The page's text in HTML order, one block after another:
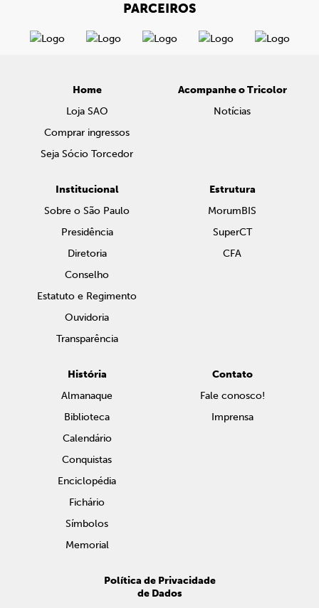
PARCEIROS
Home
Loja SAO
Comprar ingressos
Seja Sócio Torcedor
Acompanhe o Tricolor
Notícias
Institucional
Sobre o São Paulo
Presidência
Diretoria
Conselho
Estatuto e Regimento
Ouvidoria
Transparência
Estrutura
MorumBIS
SuperCT
CFA
História
Almanaque
Biblioteca
Calendário
Conquistas
Enciclopédia
Fichário
Símbolos
Memorial
Contato
Fale conosco!
Imprensa
Política de Privacidade
de Dados